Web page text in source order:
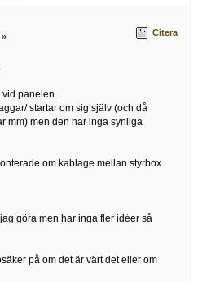
» Citera
vid panelen.
startar om sig själv (och då
mm) men den har inga synliga
om kablage mellan styrbox
göra men har inga fler idéer så
på om det är värt det eller om